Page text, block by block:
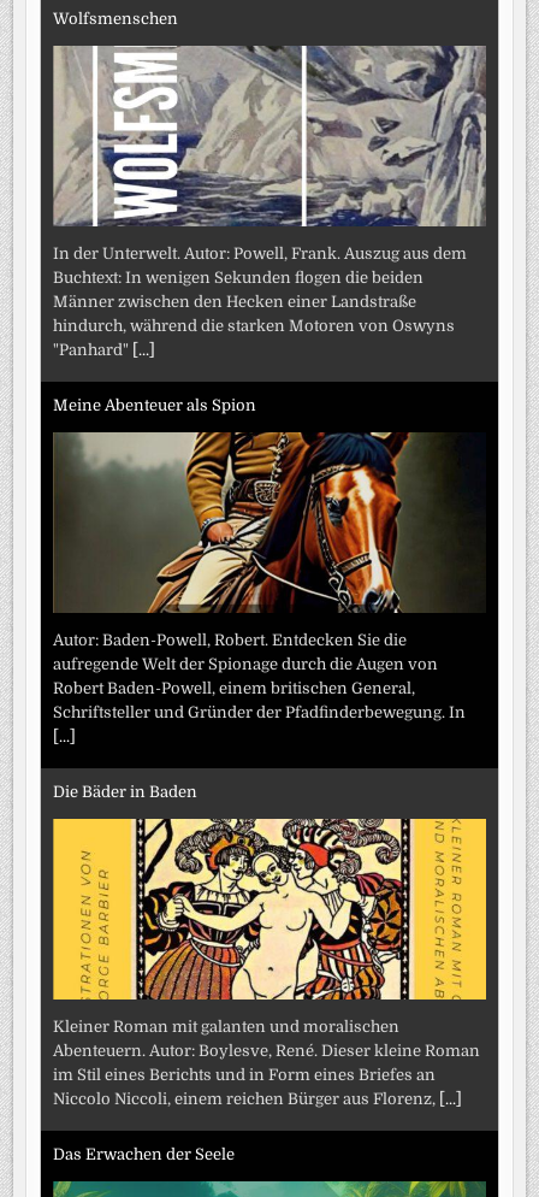
Wolfsmenschen
In der Unterwelt. Autor: Powell, Frank. Auszug aus dem
Buchtext: In wenigen Sekunden flogen die beiden
Männer zwischen den Hecken einer Landstraße
hindurch, während die starken Motoren von Oswyns
"Panhard" [...]
Meine Abenteuer als Spion
Autor: Baden-Powell, Robert. Entdecken Sie die
aufregende Welt der Spionage durch die Augen von
Robert Baden-Powell, einem britischen General,
Schriftsteller und Gründer der Pfadfinderbewegung. In
[...]
Die Bäder in Baden
Kleiner Roman mit galanten und moralischen
Abenteuern. Autor: Boylesve, René. Dieser kleine Roman
im Stil eines Berichts und in Form eines Briefes an
Niccolo Niccoli, einem reichen Bürger aus Florenz, [...]
Das Erwachen der Seele